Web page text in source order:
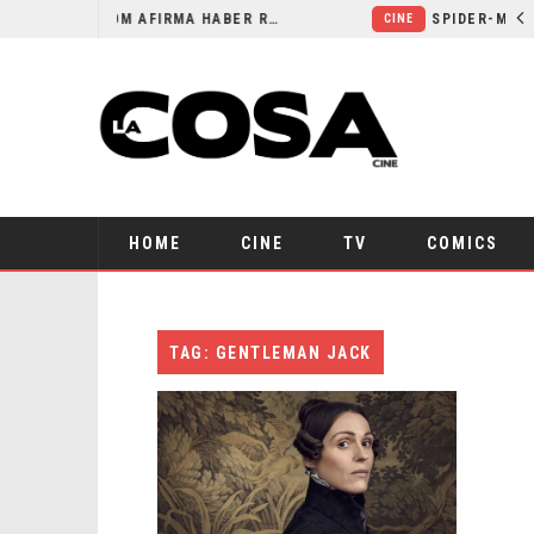
ORLANDO BLOOM AFIRMA HABER RECHAZADO SER BATMAN
HOME CINE TV COMICS
TAG: GENTLEMAN JACK